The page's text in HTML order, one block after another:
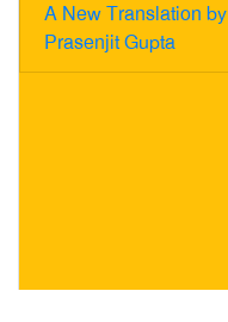
A New Translation by
Prasenjit Gupta